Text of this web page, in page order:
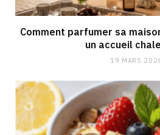
Comment parfumer sa
un accueil
19 MARS